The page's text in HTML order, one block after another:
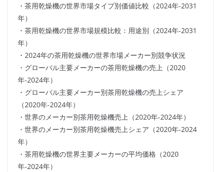
・茶用乾燥機の世界市場タイプ別価値比較（2024年-2031
年）
・茶用乾燥機の世界市場規模比較：用途別（2024年-2031
年）
・2024年の茶用乾燥機の世界市場メーカー別競争状況
・グローバル主要メーカーの茶用乾燥機の売上（2020
年-2024年）
・グローバル主要メーカー別茶用乾燥機の売上シェア
（2020年-2024年）
・世界のメーカー別茶用乾燥機売上（2020年-2024年）
・世界のメーカー別茶用乾燥機売上シェア（2020年-2024
年）
・茶用乾燥機の世界主要メーカーの平均価格（2020
年-2024年）